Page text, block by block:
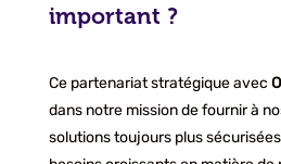
important ?
Ce partenariat stratégique avec
dans notre mission de fournir à
solutions toujours plus